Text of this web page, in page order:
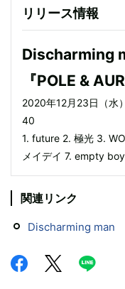
リリース情報
Discharming
『POLE &
2020年12月23日（水
40
1. future 2. 極光 3.
メイデイ 7. empty
関連リンク
Discharming man